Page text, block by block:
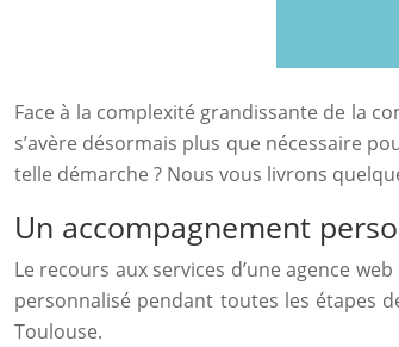
Face à la complexité grandissante de la
s’avère désormais plus que nécessaire
telle démarche ? Nous vous livrons
Un accompagnement
Le recours aux services d’une agence
personnalisé pendant toutes les étapes
Toulouse.